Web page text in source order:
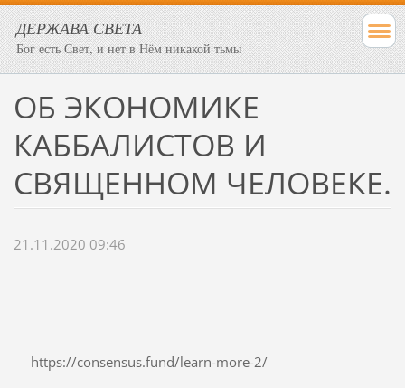
ДЕРЖАВА СВЕТА
Бог есть Свет, и нет в Нём никакой тьмы
ОБ ЭКОНОМИКЕ
КАББАЛИСТОВ И
СВЯЩЕННОМ ЧЕЛОВЕКЕ.
21.11.2020 09:46
https://consensus.fund/learn-more-2/